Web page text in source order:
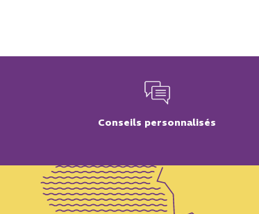
Conseils personnalisés